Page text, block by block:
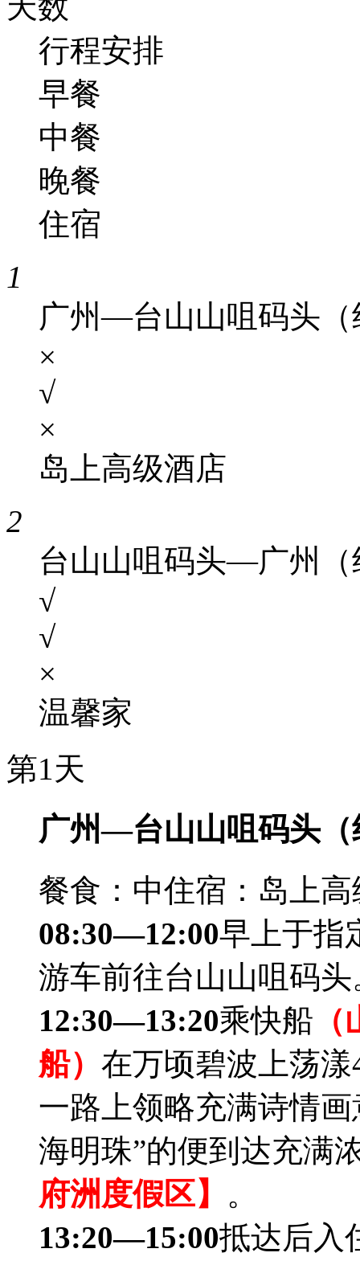
行程安排
早餐
中餐
晚餐
住宿
1
广州—台山山咀码头
×
√
×
岛上高级酒店
2
台山山咀码头—广州（
√
√
×
温馨家
第1天
广州—台山山咀码头
餐食：中住宿：岛上
08:30—12:00早上于指
游车前往台山山咀码头
12:30—13:20乘快船
船） 在万顷碧波上荡
一路上领略充满诗情
海明珠”的便到达充满
府洲度假区】 。
13:20—15:00抵达后入